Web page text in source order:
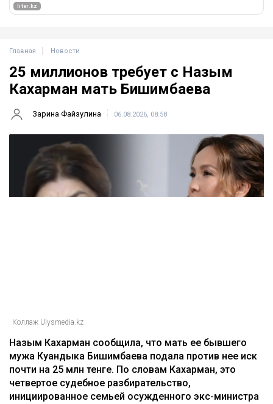
Главная Новости
25 миллионов требует с Назым
Кахарман мать Бишимбаева
Зарина Файзулина 06.08.2026, 08:58
Коллаж Ulysmedia.kz
Назым Кахарман сообщила, что мать ее бывшего
мужа Куандыка Бишимбаева подала против нее иск
почти на 25 млн тенге. По словам Кахарман, это
четвертое судебное разбирательство,
инициированное семьей осужденного экс-министра